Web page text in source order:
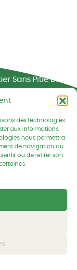
des technologies
aux informations
nous permettra
de navigation ou
ou de retirer son
vivantes
Sans Pitié BP
Facebook